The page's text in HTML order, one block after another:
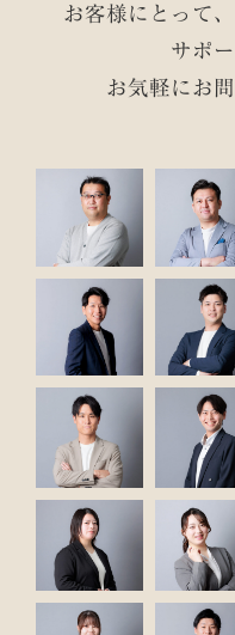
お客様にとって
サポ
お気軽にお